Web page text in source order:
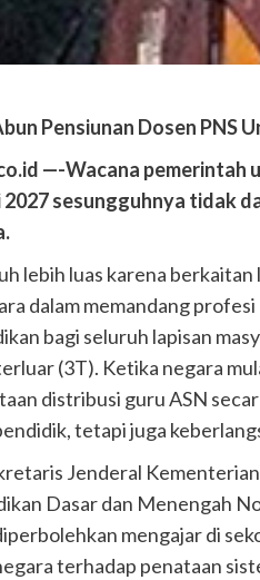
Pensiunan Dosen PNS
—-Wacana pemerintah
2027 sesungguhnya tidak
lebih luas karena
dalam memandang
bagi seluruh lapisan
(3T). Ketika negara
distribusi guru ASN
tetapi juga
Jenderal
Dasar dan Menengah
mengajar di
terhadap penataan